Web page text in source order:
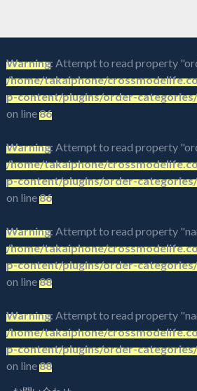
Warning: Attempt to read property
/home/takaiphone/
p-content/plugins/order-
on line86
Warning: Attempt to read property
/home/takaiphone/
p-content/plugins/order-
on line86
Warning: Attempt to read property
/home/takaiphone/
p-content/plugins/order-
on line88
Warning: Attempt to read property
/home/takaiphone/
p-content/plugins/order-
on line88